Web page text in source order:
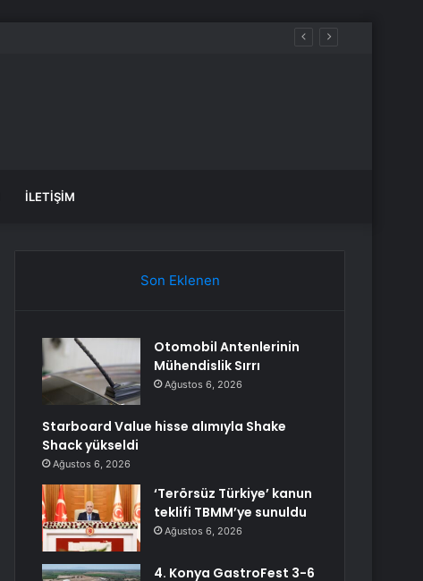
İLETIŞIM
Son Eklenen
Otomobil Antenlerinin
Mühendislik Sırrı
Ağustos 6, 2026
Starboard Value hisse alımıyla Shake
Shack yükseldi
Ağustos 6, 2026
‘Terörsüz Türkiye’ kanun
teklifi TBMM’ye sunuldu
Ağustos 6, 2026
4. Konya GastroFest 3-6